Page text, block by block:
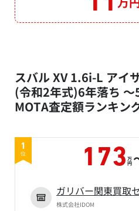
スバル XV 1.6i-L アイ
(令和2年式)6年落ち
MOTA査定額ランキン
1
位 173 万
円
ガリバー関東買取
株式会社IDOM